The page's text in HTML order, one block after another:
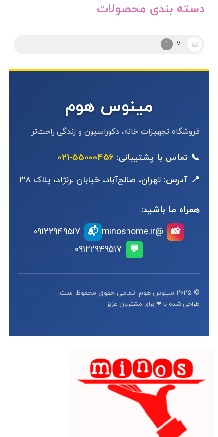
دسته بندی محصولات
مینوس هوم
فروشگاه تجهیزات خانه، دکوراسیون و زندگی راحت‌تر
📞 تماس با پشتیبانی: 55000456-021
📍 آدرس: تهران، صالح‌آباد، خیابان لرنژاد، پلاک 38
همراه ما باشید:
📸
@minoshome.ir
📬
09122949517
💬
09122949517
© 2025 مینوس هوم. تمامی حقوق محفوظ است.
طراحی شده با ❤ برای مشتریان عزیز